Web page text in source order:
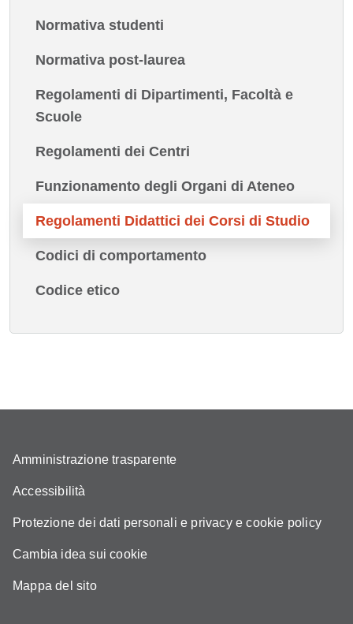
Normativa studenti
Normativa post-laurea
Regolamenti di Dipartimenti, Facoltà e
Scuole
Regolamenti dei Centri
Funzionamento degli Organi di Ateneo
Regolamenti Didattici dei Corsi di Studio
Codici di comportamento
Codice etico
Amministrazione trasparente
Accessibilità
Protezione dei dati personali e privacy e cookie policy
Cambia idea sui cookie
Mappa del sito